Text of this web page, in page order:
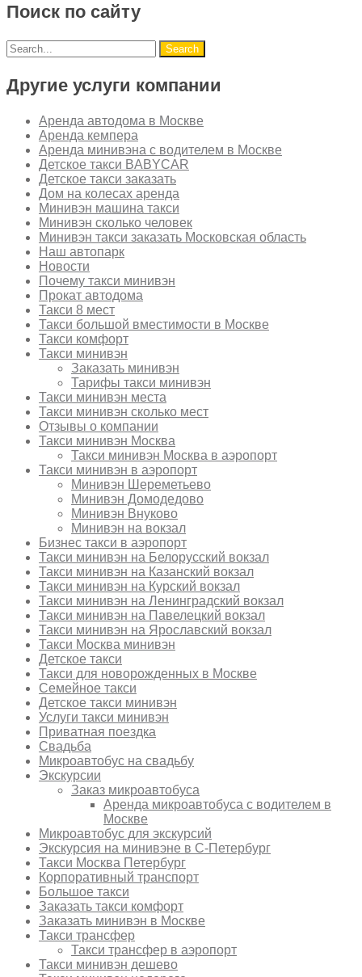
Поиск по сайту
Другие услуги компании
Аренда автодома в Москве
Аренда кемпера
Аренда минивэна с водителем в Москве
Детское такси BABYCAR
Детское такси заказать
Дом на колесах аренда
Минивэн машина такси
Минивэн сколько человек
Минивэн такси заказать Московская область
Наш автопарк
Новости
Почему такси минивэн
Прокат автодома
Такси 8 мест
Такси большой вместимости в Москве
Такси комфорт
Такси минивэн
Заказать минивэн
Тарифы такси минивэн
Такси минивэн места
Такси минивэн сколько мест
Отзывы о компании
Такси минивэн Москва
Такси минивэн Москва в аэропорт
Такси минивэн в аэропорт
Минивэн Шереметьево
Минивэн Домодедово
Минивэн Внуково
Минивэн на вокзал
Бизнес такси в аэропорт
Такси минивэн на Белорусский вокзал
Такси минивэн на Казанский вокзал
Такси минивэн на Курский вокзал
Такси минивэн на Ленинградский вокзал
Такси минивэн на Павелецкий вокзал
Такси минивэн на Ярославский вокзал
Такси Москва минивэн
Детское такси
Такси для новорожденных в Москве
Семейное такси
Детское такси минивэн
Услуги такси минивэн
Приватная поездка
Свадьба
Микроавтобус на свадьбу
Экскурсии
Заказ микроавтобуса
Аренда микроавтобуса с водителем в
Москве
Микроавтобус для экскурсий
Экскурсия на минивэне в С-Петербург
Такси Москва Петербург
Корпоративный транспорт
Большое такси
Заказать такси комфорт
Заказать минивэн в Москве
Такси трансфер
Такси трансфер в аэропорт
Такси минивэн дешево